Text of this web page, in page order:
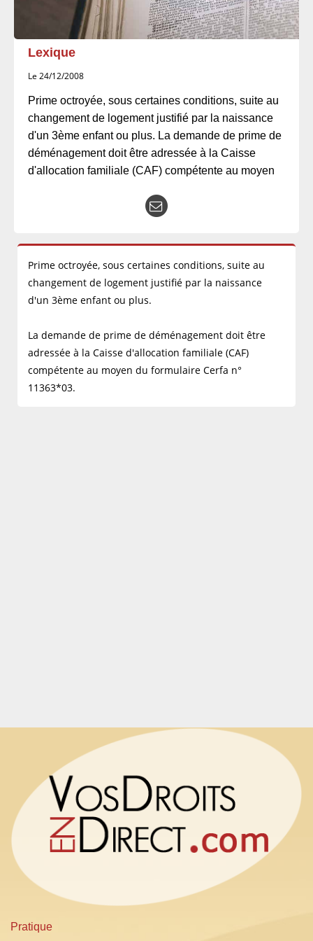
Lexique
Le 24/12/2008
Prime octroyée, sous certaines conditions, suite au
changement de logement justifié par la naissance
d'un 3ème enfant ou plus. La demande de prime de
déménagement doit être adressée à la Caisse
d'allocation familiale (CAF) compétente au moyen
Prime octroyée, sous certaines conditions, suite au
changement de logement justifié par la naissance
d'un 3ème enfant ou plus.
La demande de prime de déménagement doit être
adressée à la Caisse d'allocation familiale (CAF)
compétente au moyen du formulaire Cerfa n°
11363*03.
Pratique